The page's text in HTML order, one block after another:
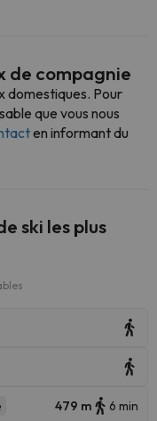
de compagnie
domestiques. Pour
que vous nous
en informant du
ski les plus
479 m 6 min